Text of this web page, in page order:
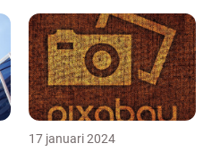
17 januari 2024